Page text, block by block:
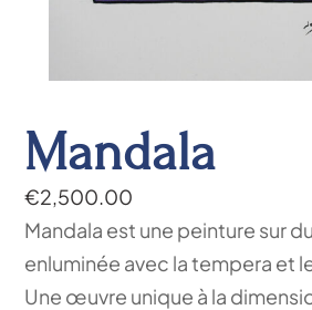
Mandala
€2,500.00
Mandala est une peinture sur
enluminée avec la tempera et
Une œuvre unique à la